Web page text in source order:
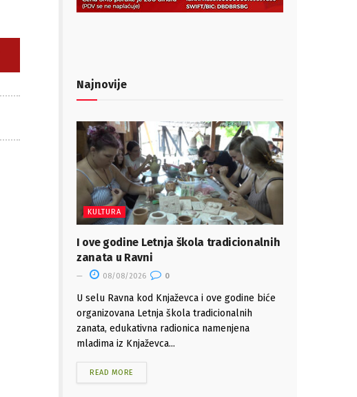
Najnovije
KULTURA
I ove godine Letnja škola tradicionalnih
zanata u Ravni
08/08/2026 0
U selu Ravna kod Knjaževca i ove godine biće
organizovana Letnja škola tradicionalnih
zanata, edukativna radionica namenjena
mladima iz Knjaževca...
READ MORE